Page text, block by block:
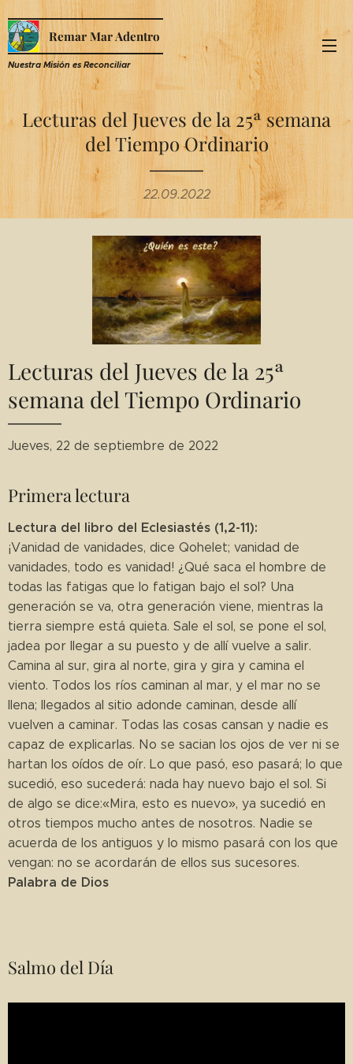
Remar Mar Adentro
Nuestra Misión es Reconciliar
Lecturas del Jueves de la 25ª semana
del Tiempo Ordinario
22.09.2022
Lecturas del Jueves de la 25ª
semana del Tiempo Ordinario
Jueves, 22 de septiembre de 2022
Primera lectura
Lectura del libro del Eclesiastés (1,2-11):
¡Vanidad de vanidades, dice Qohelet; vanidad de
vanidades, todo es vanidad! ¿Qué saca el hombre de
todas las fatigas que lo fatigan bajo el sol? Una
generación se va, otra generación viene, mientras la
tierra siempre está quieta. Sale el sol, se pone el sol,
jadea por llegar a su puesto y de allí vuelve a salir.
Camina al sur, gira al norte, gira y gira y camina el
viento. Todos los ríos caminan al mar, y el mar no se
llena; llegados al sitio adonde caminan, desde allí
vuelven a caminar. Todas las cosas cansan y nadie es
capaz de explicarlas. No se sacian los ojos de ver ni se
hartan los oídos de oír. Lo que pasó, eso pasará; lo que
sucedió, eso sucederá: nada hay nuevo bajo el sol. Si
de algo se dice:«Mira, esto es nuevo», ya sucedió en
otros tiempos mucho antes de nosotros. Nadie se
acuerda de los antiguos y lo mismo pasará con los que
vengan: no se acordarán de ellos sus sucesores.
Palabra de Dios
Salmo del Día